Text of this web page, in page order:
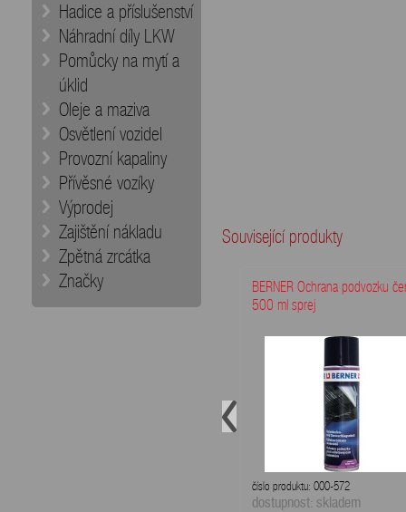
Hadice a příslušenství
Náhradní díly LKW
Pomůcky na mytí a
úklid
Oleje a maziva
Osvětlení vozidel
Provozní kapaliny
Přívěsné vozíky
Výprodej
Zajištění nákladu
Zpětná zrcátka
Značky
Související produkty
BERNER Ochrana podvozku
500 ml sprej
číslo produktu: 000-572
dostupnost: skladem